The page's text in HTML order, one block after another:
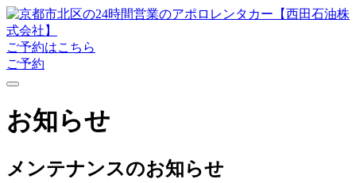
ご予約はこちら
ご予約
お知らせ
メンテナンスのお知らせ